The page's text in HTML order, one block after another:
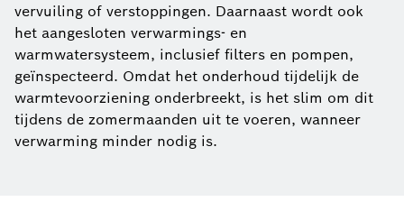
vervuiling of verstoppingen. Daarnaast wordt ook
het aangesloten verwarmings- en
warmwatersysteem, inclusief filters en pompen,
geïnspecteerd. Omdat het onderhoud tijdelijk de
warmtevoorziening onderbreekt, is het slim om dit
tijdens de zomermaanden uit te voeren, wanneer
verwarming minder nodig is.